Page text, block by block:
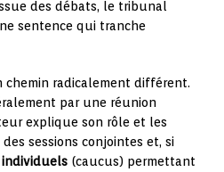
des débats, le tribunal
sentence qui tranche
chemin radicalement différent.
par une réunion
explique son rôle et les
sessions conjointes et, si
(caucus) permettant